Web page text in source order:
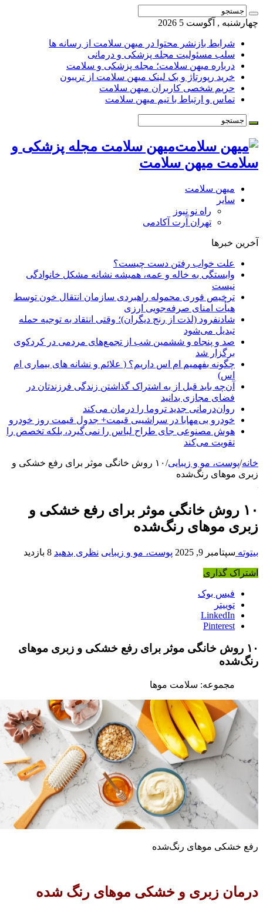
, آگوست 5 2026
شرایط بازنشر محتوا در میهن سلامت از رسانه ها
سلب مسئولیت مجله پزشکی و درمانی
درباره میهن سلامت؛ مجله پزشکی و سلامت
خرید رپورتاژ و بک لینک میهن سلامت از تریبون
حریم شخصی کاربران میهن سلامت
تماس و ارتباط با تیم میهن سلامت
میهن سلامت مجله پزشکی و
میهن سلامت
میهن سلامت
سایر
راه نو نیوز
تهران آرت آکادمی
خبرها
علت خواب رفتن دست چیست؟
وابستگی به خاله و عمه، همیشه نشانه مشکل خانوادگی
نیست
ترخیص فوری محموله راهبردی سازمان انتقال خون توسط
هیأت امنای صرفه‌جویی ارزی
شادنفرود (لذت از رنج دیگران)؛ وقتی انتقاد به توجیه حمله
تبدیل می‌شود
صد و پنجاه‌ و ششمین شب از تجمع‌های مردمی در کردکوی
برگزار شد
چگونه بفهمیم ام اس داریم؟ ( علائم و نشانه های بیماری ام
اس)
آن‌چه باید قبل از به اشتراک گذاشتن زندگی فرزندتان در
فضای مجازی بدانید
روان‌درمانی جدید تروما را درمان می‌کند
خودرو بی‌مهابا در سراشیبی قیمت+ جدول قیمت روز خودرو
هوش مصنوعی جای طراح لباس را نمی‌گیرد، بلکه تخصص را
تقویت می‌کند
/پوست، مو و زیبایی/
۱۰ روش خانگی موثر برای رفع خشکی و
موهای رنگ‌شده
۱۰ روش خانگی موثر برای رفع خشکی و
موهای رنگ‌شده
سپتامبر 9, 2025 پوست، مو و زیبایی نظری بدهید 8 بازدید
گذاری
فیس بوک
توییتر
LinkedIn
Pinterest
۱۰ روش خانگی موثر برای رفع خشکی و زبری موهای
مجموعه: سلامت موها
خشکی موهای رنگ‌شده
زبری و خشکی موهای رنگ شده